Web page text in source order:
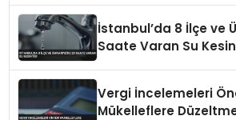
İstanbul’da 8 İlçe ve
Saate Varan Su
Vergi İncelemeleri
Mükelleflere